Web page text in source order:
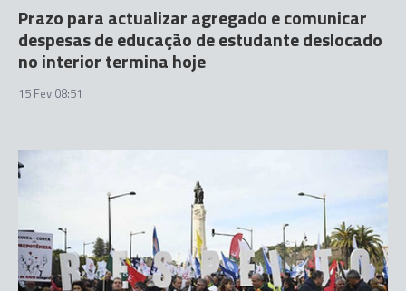
Prazo para actualizar agregado e comunicar
despesas de educação de estudante deslocado
no interior termina hoje
15 Fev 08:51